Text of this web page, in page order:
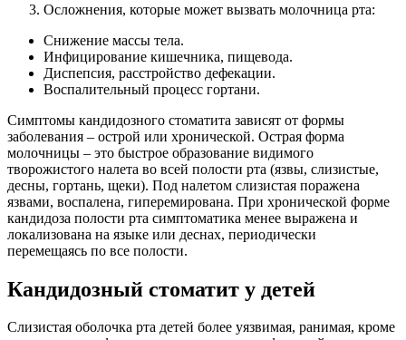
Осложнения, которые может вызвать молочница рта:
Снижение массы тела.
Инфицирование кишечника, пищевода.
Диспепсия, расстройство дефекации.
Воспалительный процесс гортани.
Симптомы кандидозного стоматита зависят от формы
заболевания – острой или хронической. Острая форма
молочницы – это быстрое образование видимого
творожистого налета во всей полости рта (язвы, слизистые,
десны, гортань, щеки). Под налетом слизистая поражена
язвами, воспалена, гиперемирована. При хронической форме
кандидоза полости рта симптоматика менее выражена и
локализована на языке или деснах, периодически
перемещаясь по все полости.
Кандидозный стоматит у детей
Слизистая оболочка рта детей более уязвимая, ранимая, кроме